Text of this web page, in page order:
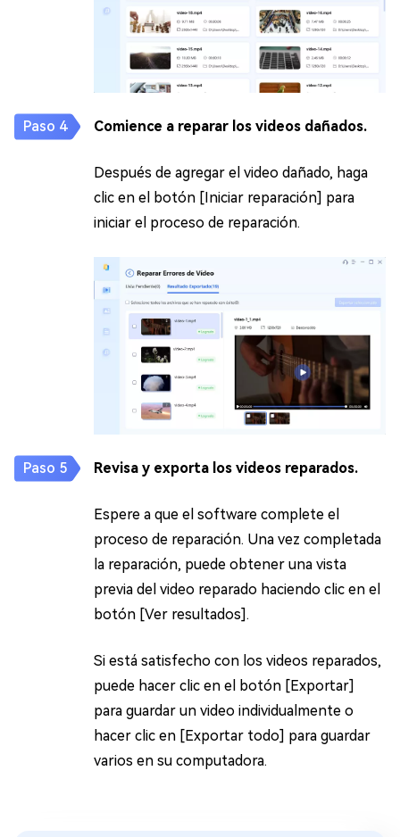
Comience a reparar los videos dañados.
Después de agregar el video dañado, haga
clic en el botón [Iniciar reparación] para
iniciar el proceso de reparación.
Revisa y exporta los videos reparados.
Espere a que el software complete el
proceso de reparación. Una vez completada
la reparación, puede obtener una vista
previa del video reparado haciendo clic en el
botón [Ver resultados].
Si está satisfecho con los videos reparados,
puede hacer clic en el botón [Exportar]
para guardar un video individualmente o
hacer clic en [Exportar todo] para guardar
varios en su computadora.